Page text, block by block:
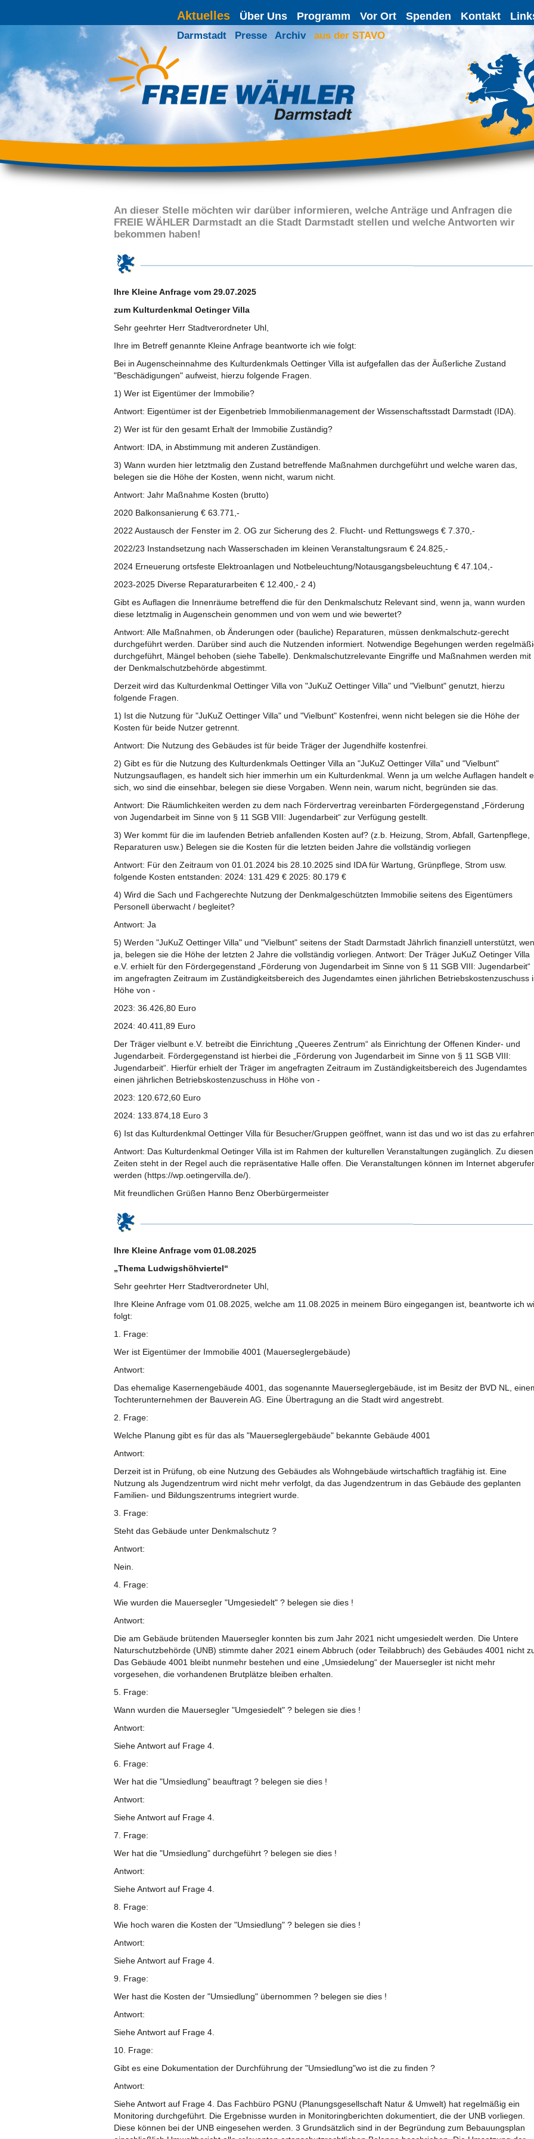
Aktuelles Über Uns Programm Vor Ort Spenden Kontakt
Darmstadt Presse Archiv aus der STAVO
An dieser Stelle möchten wir darüber informieren, welche Anträge und Anfragen die
FREIE WÄHLER Darmstadt an die Stadt Darmstadt stellen und welche Antworten wir
bekommen haben!
Ihre Kleine Anfrage vom 29.07.2025
zum Kulturdenkmal Oetinger Villa
Sehr geehrter Herr Stadtverordneter Uhl,
Ihre im Betreff genannte Kleine Anfrage beantworte ich wie folgt:
Bei in Augenscheinnahme des Kulturdenkmals Oettinger Villa ist aufgefallen das der Äußerliche Zustand
"Beschädigungen" aufweist, hierzu folgende Fragen.
1) Wer ist Eigentümer der Immobilie?
Antwort: Eigentümer ist der Eigenbetrieb Immobilienmanagement der Wissenschaftsstadt Darmstadt (IDA).
2) Wer ist für den gesamt Erhalt der Immobilie Zuständig?
Antwort: IDA, in Abstimmung mit anderen Zuständigen.
3) Wann wurden hier letztmalig den Zustand betreffende Maßnahmen durchgeführt und welche waren das,
belegen sie die Höhe der Kosten, wenn nicht, warum nicht.
Antwort: Jahr Maßnahme Kosten (brutto)
2020 Balkonsanierung € 63.771,-
2022 Austausch der Fenster im 2. OG zur Sicherung des 2. Flucht- und Rettungswegs € 7.370,-
2022/23 Instandsetzung nach Wasserschaden im kleinen Veranstaltungsraum € 24.825,-
2024 Erneuerung ortsfeste Elektroanlagen und Notbeleuchtung/Notausgangsbeleuchtung € 47.104,-
2023-2025 Diverse Reparaturarbeiten € 12.400,- 2 4)
Gibt es Auflagen die Innenräume betreffend die für den Denkmalschutz Relevant sind, wenn ja, wann wurden
diese letztmalig in Augenschein genommen und von wem und wie bewertet?
Antwort: Alle Maßnahmen, ob Änderungen oder (bauliche) Reparaturen, müssen denkmalschutz-gerecht
durchgeführt werden. Darüber sind auch die Nutzenden informiert. Notwendige Begehungen werden
durchgeführt, Mängel behoben (siehe Tabelle). Denkmalschutzrelevante Eingriffe und Maßnahmen werden mit
der Denkmalschutzbehörde abgestimmt.
Derzeit wird das Kulturdenkmal Oettinger Villa von "JuKuZ Oettinger Villa" und "Vielbunt" genutzt, hierzu
folgende Fragen.
1) Ist die Nutzung für "JuKuZ Oettinger Villa" und "Vielbunt" Kostenfrei, wenn nicht belegen sie die Höhe der
Kosten für beide Nutzer getrennt.
Antwort: Die Nutzung des Gebäudes ist für beide Träger der Jugendhilfe kostenfrei.
2) Gibt es für die Nutzung des Kulturdenkmals Oettinger Villa an "JuKuZ Oettinger Villa" und "Vielbunt"
Nutzungsauflagen, es handelt sich hier immerhin um ein Kulturdenkmal. Wenn ja um welche Auflagen handelt
sich, wo sind die einsehbar, belegen sie diese Vorgaben. Wenn nein, warum nicht, begründen sie das.
Antwort: Die Räumlichkeiten werden zu dem nach Fördervertrag vereinbarten Fördergegenstand „Förderung
von Jugendarbeit im Sinne von § 11 SGB VIII: Jugendarbeit“ zur Verfügung gestellt.
3) Wer kommt für die im laufenden Betrieb anfallenden Kosten auf? (z.b. Heizung, Strom, Abfall, Gartenpflege,
Reparaturen usw.) Belegen sie die Kosten für die letzten beiden Jahre die vollständig vorliegen
Antwort: Für den Zeitraum von 01.01.2024 bis 28.10.2025 sind IDA für Wartung, Grünpflege, Strom usw.
folgende Kosten entstanden: 2024: 131.429 € 2025: 80.179 €
4) Wird die Sach und Fachgerechte Nutzung der Denkmalgeschützten Immobilie seitens des Eigentümers
Personell überwacht / begleitet?
Antwort: Ja
5) Werden "JuKuZ Oettinger Villa" und "Vielbunt" seitens der Stadt Darmstadt Jährlich finanziell unterstützt,
ja, belegen sie die Höhe der letzten 2 Jahre die vollständig vorliegen. Antwort: Der Träger JuKuZ Oetinger Villa
e.V. erhielt für den Fördergegenstand „Förderung von Jugendarbeit im Sinne von § 11 SGB VIII: Jugendarbeit“
im angefragten Zeitraum im Zuständigkeitsbereich des Jugendamtes einen jährlichen Betriebskostenzuschuss
Höhe von -
2023: 36.426,80 Euro
2024: 40.411,89 Euro
Der Träger vielbunt e.V. betreibt die Einrichtung „Queeres Zentrum“ als Einrichtung der Offenen Kinder- und
Jugendarbeit. Fördergegenstand ist hierbei die „Förderung von Jugendarbeit im Sinne von § 11 SGB VIII:
Jugendarbeit“. Hierfür erhielt der Träger im angefragten Zeitraum im Zuständigkeitsbereich des Jugendamtes
einen jährlichen Betriebskostenzuschuss in Höhe von -
2023: 120.672,60 Euro
2024: 133.874,18 Euro 3
6) Ist das Kulturdenkmal Oettinger Villa für Besucher/Gruppen geöffnet, wann ist das und wo ist das zu erfahren.
Antwort: Das Kulturdenkmal Oetinger Villa ist im Rahmen der kulturellen Veranstaltungen zugänglich. Zu diesen
Zeiten steht in der Regel auch die repräsentative Halle offen. Die Veranstaltungen können im Internet
werden (https://wp.oetingervilla.de/).
Mit freundlichen Grüßen Hanno Benz Oberbürgermeister
Ihre Kleine Anfrage vom 01.08.2025
„Thema Ludwigshöhviertel“
Sehr geehrter Herr Stadtverordneter Uhl,
Ihre Kleine Anfrage vom 01.08.2025, welche am 11.08.2025 in meinem Büro eingegangen ist, beantworte ich
folgt:
1. Frage:
Wer ist Eigentümer der Immobilie 4001 (Mauerseglergebäude)
Antwort:
Das ehemalige Kasernengebäude 4001, das sogenannte Mauerseglergebäude, ist im Besitz der BVD NL,
Tochterunternehmen der Bauverein AG. Eine Übertragung an die Stadt wird angestrebt.
2. Frage:
Welche Planung gibt es für das als "Mauerseglergebäude" bekannte Gebäude 4001
Antwort:
Derzeit ist in Prüfung, ob eine Nutzung des Gebäudes als Wohngebäude wirtschaftlich tragfähig ist. Eine
Nutzung als Jugendzentrum wird nicht mehr verfolgt, da das Jugendzentrum in das Gebäude des geplanten
Familien- und Bildungszentrums integriert wurde.
3. Frage:
Steht das Gebäude unter Denkmalschutz ?
Antwort:
Nein.
4. Frage:
Wie wurden die Mauersegler "Umgesiedelt" ? belegen sie dies !
Antwort:
Die am Gebäude brütenden Mauersegler konnten bis zum Jahr 2021 nicht umgesiedelt werden. Die Untere
Naturschutzbehörde (UNB) stimmte daher 2021 einem Abbruch (oder Teilabbruch) des Gebäudes 4001 nicht
Das Gebäude 4001 bleibt nunmehr bestehen und eine „Umsiedelung“ der Mauersegler ist nicht mehr
vorgesehen, die vorhandenen Brutplätze bleiben erhalten.
5. Frage:
Wann wurden die Mauersegler "Umgesiedelt" ? belegen sie dies !
Antwort:
Siehe Antwort auf Frage 4.
6. Frage:
Wer hat die "Umsiedlung" beauftragt ? belegen sie dies !
Antwort:
Siehe Antwort auf Frage 4.
7. Frage:
Wer hat die "Umsiedlung" durchgeführt ? belegen sie dies !
Antwort:
Siehe Antwort auf Frage 4.
8. Frage:
Wie hoch waren die Kosten der "Umsiedlung" ? belegen sie dies !
Antwort:
Siehe Antwort auf Frage 4.
9. Frage:
Wer hast die Kosten der "Umsiedlung" übernommen ? belegen sie dies !
Antwort:
Siehe Antwort auf Frage 4.
10. Frage:
Gibt es eine Dokumentation der Durchführung der "Umsiedlung"wo ist die zu finden ?
Antwort:
Siehe Antwort auf Frage 4. Das Fachbüro PGNU (Planungsgesellschaft Natur & Umwelt) hat regelmäßig ein
Monitoring durchgeführt. Die Ergebnisse wurden in Monitoringberichten dokumentiert, die der UNB vorliegen.
Diese können bei der UNB eingesehen werden. 3 Grundsätzlich sind in der Begründung zum Bebauungsplan